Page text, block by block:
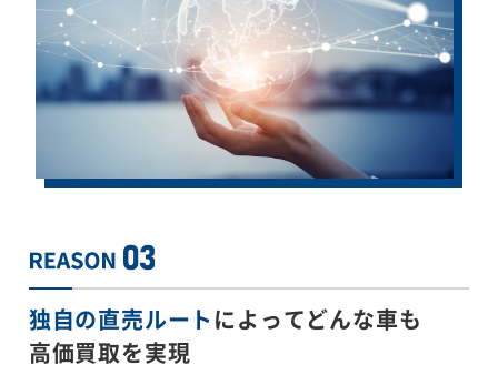
独自の直売ルートによってどんな車も
高価買取を実現